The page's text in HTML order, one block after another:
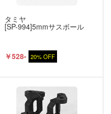
タミヤ
[SP-994]5mmサスボール
￥528- 20% OFF